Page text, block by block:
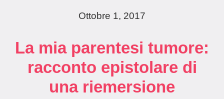
Ottobre 1, 2017
La mia parentesi tumore:
racconto epistolare di
una riemersione